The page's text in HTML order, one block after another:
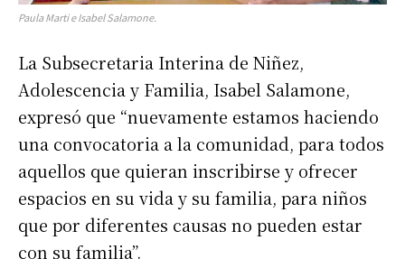
Paula Marti e Isabel Salamone.
La Subsecretaria Interina de Niñez,
Adolescencia y Familia, Isabel Salamone,
expresó que “nuevamente estamos haciendo
una convocatoria a la comunidad, para todos
aquellos que quieran inscribirse y ofrecer
espacios en su vida y su familia, para niños
que por diferentes causas no pueden estar
con su familia”.